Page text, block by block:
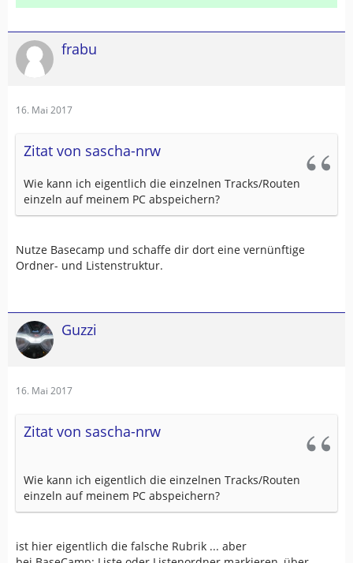
frabu
16. Mai 2017
Zitat von sascha-nrw
Wie kann ich eigentlich die einzelnen Tracks/Routen
einzeln auf meinem PC abspeichern?
Nutze Basecamp und schaffe dir dort eine vernünftige
Ordner- und Listenstruktur.
Guzzi
16. Mai 2017
Zitat von sascha-nrw
Wie kann ich eigentlich die einzelnen Tracks/Routen
einzeln auf meinem PC abspeichern?
ist hier eigentlich die falsche Rubrik ... aber